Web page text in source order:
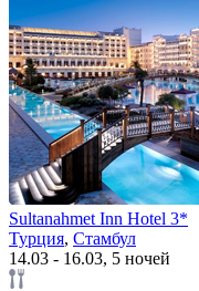
Sultanahmet Inn Hotel 3*
Турция, Стамбул
14.03 - 16.03, 5 ночей